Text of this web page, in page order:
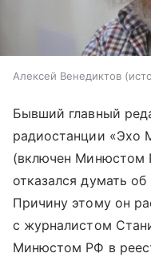
Алексей Венедиктов
Бывший главный
радиостанции «Эхо
(включен Минюстом
отказался думать
Причину этому он
с журналистом
Минюстом РФ в